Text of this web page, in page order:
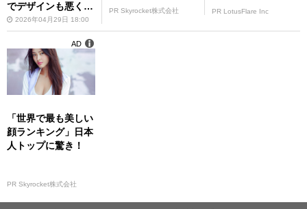
でデザインも悪くな
いぞ2026年04月29日 18:00
PR Skyrocket株式会社 PR LotusFlare Inc
「世界で最も美しい
顔ランキング」日本
人トップに驚き！
PR Skyrocket株式会社
AD